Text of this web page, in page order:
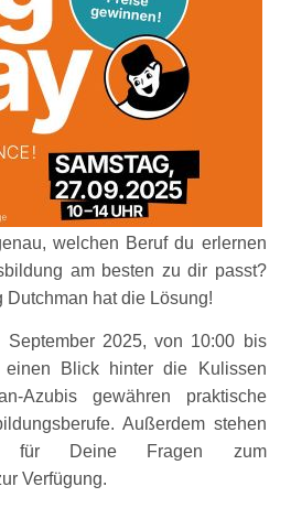
welchen Beruf du erlernen
am besten zu dir passt?
Dutchman hat die Lösung!
2025, von 10:00 bis
Blick hinter die Kulissen
Azubis gewähren praktische
Außerdem stehen
für Deine Fragen zum
Verfügung.